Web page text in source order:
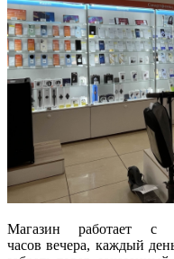
Магазин работает
часов вечера, каждый